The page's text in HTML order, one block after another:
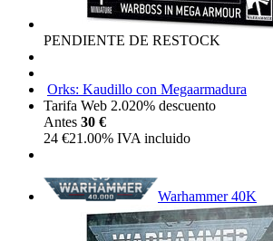
PENDIENTE DE RESTOCK
Orks: Kaudillo con Megaarmadura
Tarifa Web 2.020% descuento
Antes 30 €
24 €21.00% IVA incluido
Warhammer 40K